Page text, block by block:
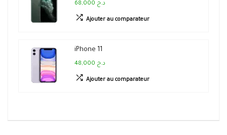
68,000 د.ج
Ajouter au comparateur
iPhone 11
48,000 د.ج
Ajouter au comparateur